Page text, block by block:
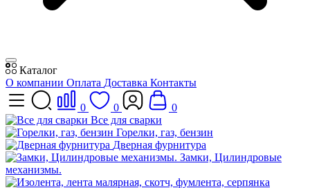
Каталог
О компании Оплата Доставка Контакты
0 0
0
Все для сварки
Горелки, газ, бензин
Дверная фурнитура
Замки, Цилиндровые
механизмы.